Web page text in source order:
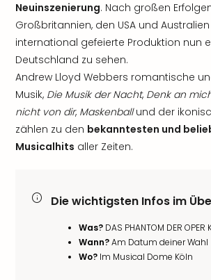
Neuinszenierung. Nach großen
Großbritannien, den USA und
international gefeierte Produktion nun
Deutschland zu sehen.
Andrew Lloyd Webbers romantische
Musik, Die Musik der Nacht, Denk an
nicht von dir, Maskenballund der
zählen zu den bekanntesten und
Musicalhits aller Zeiten.
Die wichtigsten Infos im
Was? DAS PHANTOM DER OPER
Wann?Am Datum deiner Wahl
Wo? Im Musical Dome Köln